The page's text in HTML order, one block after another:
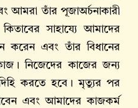
আমরা তাঁর পূজাঅর্চনাকারী
সাহায্যে আমাদের
করেন এবং তাঁর বিধানের
নিজেদের কাজের জন্য
করতে হবে। মৃত্যুর পর
এবং আমাদের কাজকর্ম